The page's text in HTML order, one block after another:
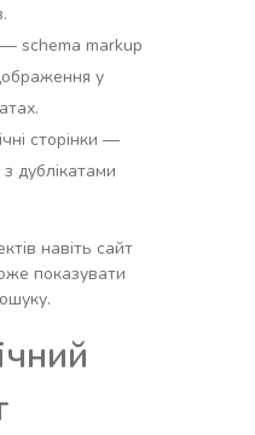
— schema markup
у
сторінки —
дублікатами
навіть сайт
показувати